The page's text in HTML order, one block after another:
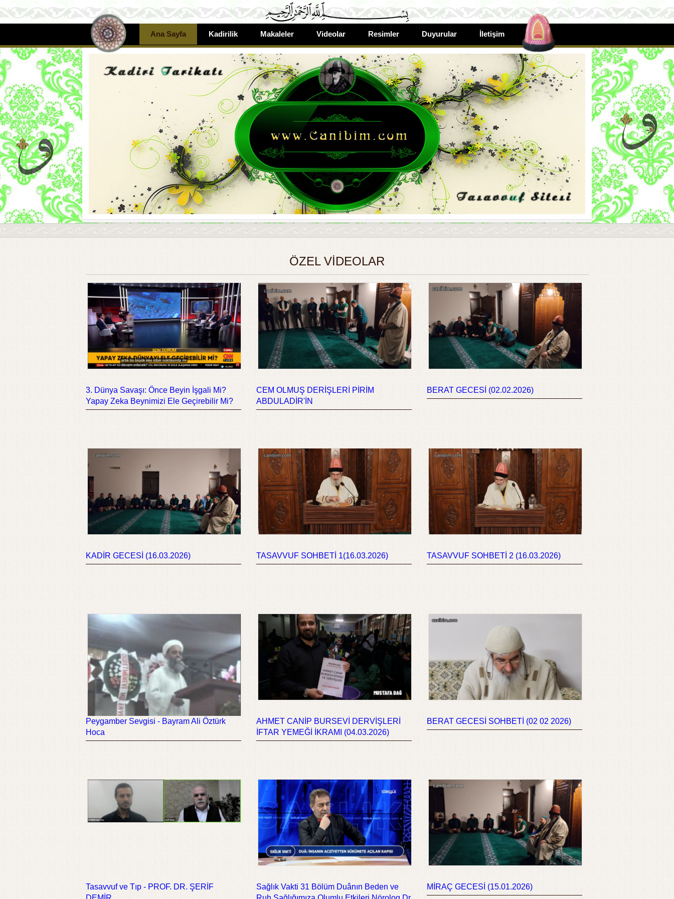
Ana Sayfa Kadirilik Makaleler Videolar Resimler Duyurular İletişim
ÖZEL VİDEOLAR
3. Dünya Savaşı: Önce Beyin İşgali Mi?
Yapay Zeka Beynimizi Ele Geçirebilir Mi?
CEM OLMUŞ DERİŞLERİ PİRİM
ABDULADİR'İN
BERAT GECESİ (02.02.2026)
KADİR GECESİ (16.03.2026) TASAVVUF SOHBETİ 1(16.03.2026) TASAVVUF SOHBETİ 2 (16.03.2026)
Peygamber Sevgisi - Bayram Ali Öztürk
Hoca
AHMET CANİP BURSEVİ DERVİŞLERİ
İFTAR YEMEĞİ İKRAMI (04.03.2026)
BERAT GECESİ SOHBETİ (02 02 2026)
Tasavvuf ve Tıp - PROF. DR. ŞERİF
Sağlık Vakti 31 Bölüm Duânın Beden ve
MİRAÇ GECESİ (15.01.2026)